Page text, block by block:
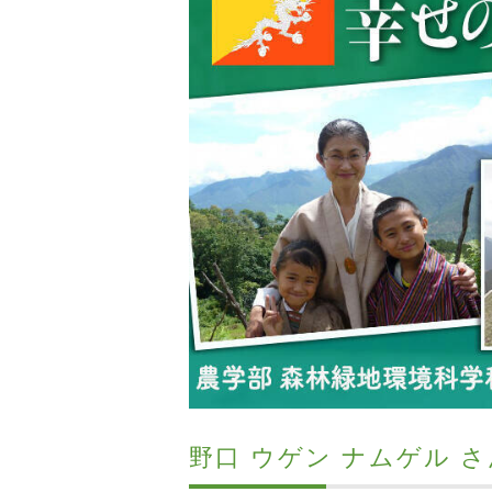
野口 ウゲン ナムゲル